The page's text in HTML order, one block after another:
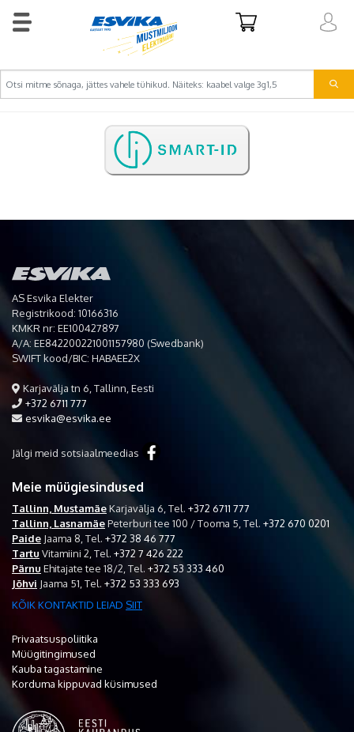
AS Esvika Elekter
Registrikood: 10166316
KMKR nr: EE100427897
A/A: EE842200221001157980 (Swedbank)
SWIFT kood/BIC: HABAEE2X
Karjavälja tn 6, Tallinn, Eesti
+372 6711 777
esvika@esvika.ee
Jälgi meid sotsiaalmeedias
Meie müügiesindused
Tallinn, MustamäeKarjavälja 6, Tel. +372 6711 777
Tallinn, LasnamäePeterburi tee 100 / Tooma 5, Tel. +372 670 0201
Paide Jaama 8, Tel. +372 38 46 777
Tartu Vitamiini 2, Tel. +372 7 426 222
Pärnu Ehitajate tee 18/2, Tel. +372 53 333 460
Jõhvi Jaama 51, Tel. +372 53 333 693
KÕIK KONTAKTID LEIAD SIIT
Privaatsuspoliitika
Müügitingimused
Kauba tagastamine
Korduma kippuvad küsimused